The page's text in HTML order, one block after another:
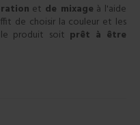
et de mixage à l'aide
de choisir la couleur et les
produit soit prêt à être